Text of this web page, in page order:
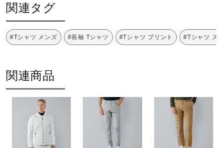
直営店一覧
取扱店一覧
アイロン仕上げ禁止
関連タグ
#Tシャツ メンズ #長袖 Tシャツ #Tシャツ プリント #Tシャツ ス
関連商品